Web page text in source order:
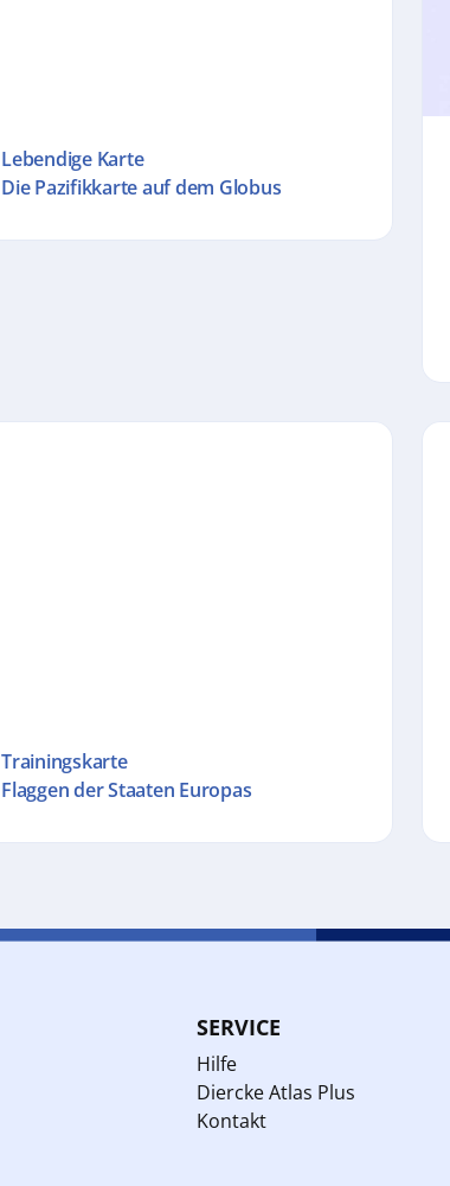
Lebendige Karte
Die Pazifikkarte auf dem Globus
Trainingskarte
Flaggen der Staaten Europas
SERVICE
Hilfe
Diercke Atlas Plus
Kontakt